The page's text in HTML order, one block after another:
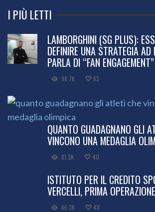
I PIÙ LETTI
LAMBORGHINI (SG PLUS):
DEFINIRE UNA STRATEGIA
PARLA DI “FAN ENGAGEMENT”
98.7K 83
QUANTO GUADAGNANO GLI
VINCONO UNA MEDAGLIA
81.3K 40
ISTITUTO PER IL CREDITO
VERCELLI, PRIMA
66.3K 48